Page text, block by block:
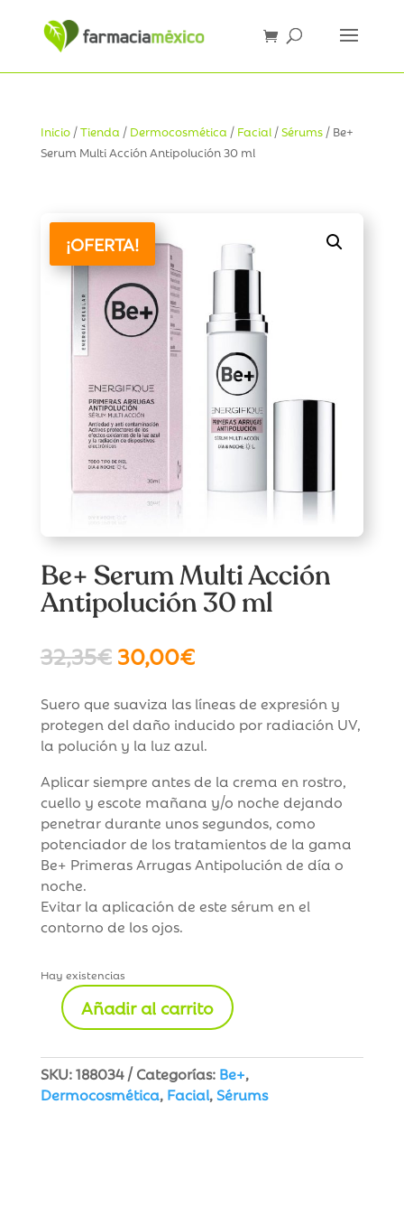
Inicio/Tienda / Dermocosmética / Facial/Sérums/ Be+
Serum Multi Acción Antipolución 30 ml
¡OFERTA!
Be+ Serum Multi Acción
Antipolución 30 ml
32,35€ El
precio
original
era:
32,35€.
30,00€El
precio
actual
es:
30,00€.
Suero que suaviza las líneas de expresión y
protegen del daño inducido por radiación UV,
la polución y la luz azul.
Aplicar siempre antes de la crema en rostro,
cuello y escote mañana y/o noche dejando
penetrar durante unos segundos, como
potenciador de los tratamientos de la gama
Be+ Primeras Arrugas Antipolución de día o
noche.
Evitar la aplicación de este sérum en el
contorno de los ojos.
Hay existencias
Multi
Acción
Antipolución
Añadir al carrito
SKU:188034 Categorías: Be+,
Dermocosmética, Facial,Sérums